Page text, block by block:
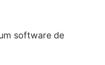
software de